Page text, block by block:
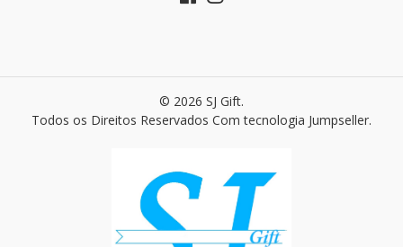
© 2026 SJ Gift.
Todos os Direitos Reservados Com tecnologia Jumpseller.